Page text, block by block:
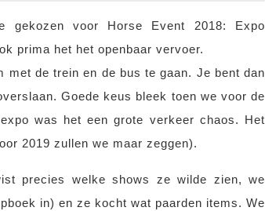
gekozen voor Horse Event 2018: Expo
prima het het openbaar vervoer.
de trein en de bus te gaan. Je bent dan
Goede keus bleek toen we voor de
was het een grote verkeer chaos. Het
2019 zullen we maar zeggen).
precies welke shows ze wilde zien, we
in) en ze kocht wat paarden items. We